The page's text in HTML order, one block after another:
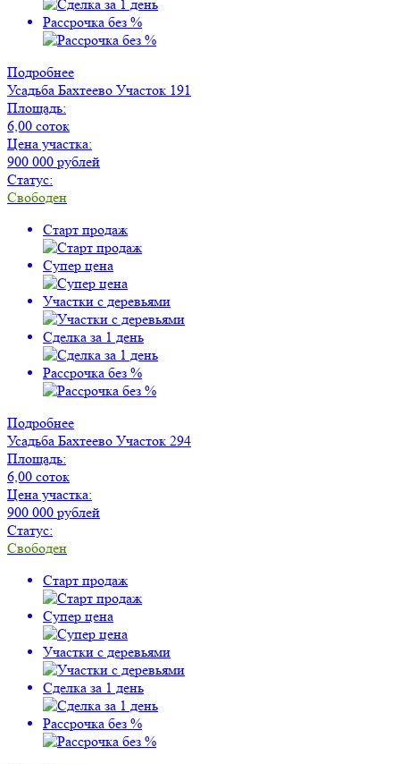
Рассрочка без %
Подробнее
Усадьба Бахтеево Участок 191
Площадь:
6,00 соток
Цена участка:
900 000 рублей
Статус:
Свободен
Старт продаж
Супер цена
Участки с деревьями
Сделка за 1 день
Рассрочка без %
Подробнее
Усадьба Бахтеево Участок 294
Площадь:
6,00 соток
Цена участка:
900 000 рублей
Статус:
Свободен
Старт продаж
Супер цена
Участки с деревьями
Сделка за 1 день
Рассрочка без %